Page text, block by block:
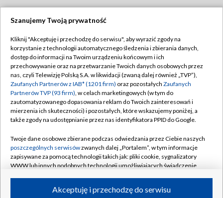
TVP
Abonament TVP
Emisja w TVP
Centrum informacji TVP
Naziemna Telewizja Cyfrowa
Rada Programowa
System NOS
Informacje o nadawcy
Program dla prasy
Regulamin TVP
Polityka prywatności
Moje zgody
Pomoc
Kontakt
Kanały
Szanujemy Twoją prywatność
Kliknij "Akceptuję i przechodzę do serwisu", aby wyrazić zgody na
korzystanie z technologii automatycznego śledzenia i zbierania danych,
dostęp do informacji na Twoim urządzeniu końcowym i ich
przechowywanie oraz na przetwarzanie Twoich danych osobowych przez
nas, czyli Telewizję Polską S.A. w likwidacji (zwaną dalej również „TVP”),
Zaufanych Partnerów z IAB* (1201 firm) oraz pozostałych Zaufanych
Partnerów TVP (93 firm), w celach marketingowych (w tym do
zautomatyzowanego dopasowania reklam do Twoich zainteresowań i
mierzenia ich skuteczności) i pozostałych, które wskazujemy poniżej, a
także zgody na udostępnianie przez nas identyfikatora PPID do Google.
Twoje dane osobowe zbierane podczas odwiedzania przez Ciebie naszych
poszczególnych serwisówzwanych dalej „Portalem”, w tym informacje
zapisywane za pomocą technologii takich jak: pliki cookie, sygnalizatory
WWW lub innych podobnych technologii umożliwiających świadczenie
ruchu w Internecie.Akceptuję i przechodzę do serwisu